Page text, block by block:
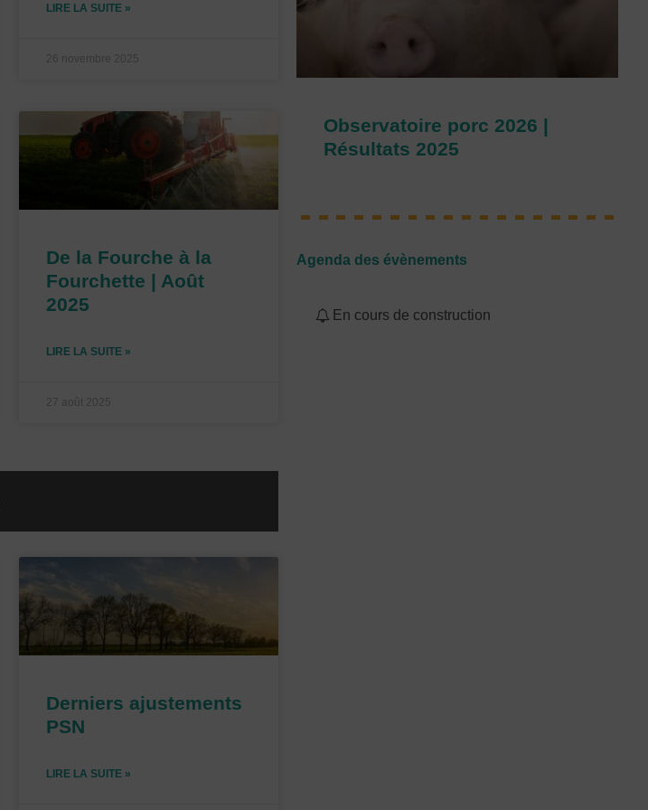
LIRE LA SUITE »
26 novembre 2025
De la Fourche à la
Fourchette | Août
2025
LIRE LA SUITE »
27 août 2025
Derniers ajustements
PSN
LIRE LA SUITE »
Observatoire porc 2026 |
Résultats 2025
Agenda des évènements
En cours de construction